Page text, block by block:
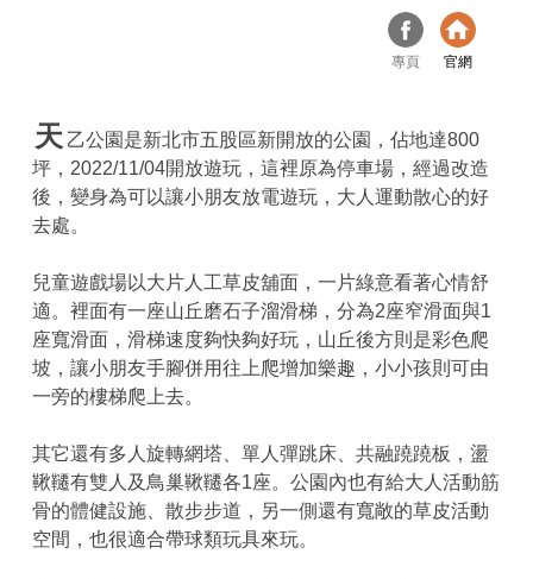
專頁 官網
天 乙公園是新北市五股區新開放的公園，佔地達800
坪，2022/11/04開放遊玩，這裡原為停車場，經過改造
後，變身為可以讓小朋友放電遊玩，大人運動散心的好
去處。
兒童遊戲場以大片人工草皮舖面，一片綠意看著心情舒
適。裡面有一座山丘磨石子溜滑梯，分為2座窄滑面與1
座寬滑面，滑梯速度夠快夠好玩，山丘後方則是彩色爬
坡，讓小朋友手腳併用往上爬增加樂趣，小小孩則可由
一旁的樓梯爬上去。
其它還有多人旋轉網塔、單人彈跳床、共融蹺蹺板，盪
鞦韆有雙人及鳥巢鞦韆各1座。公園內也有給大人活動筋
骨的體健設施、散步步道，另一側還有寬敞的草皮活動
空間，也很適合帶球類玩具來玩。